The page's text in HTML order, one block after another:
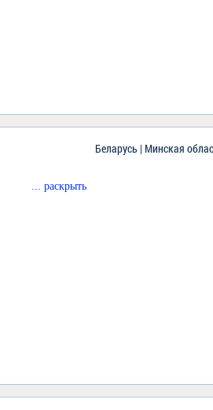
Беларусь | Минская
... раскрыть